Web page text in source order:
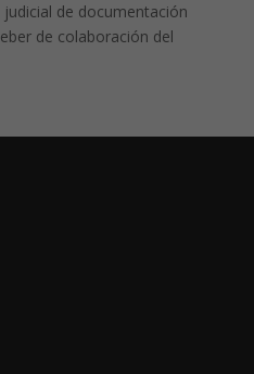
de documentación
de colaboración del